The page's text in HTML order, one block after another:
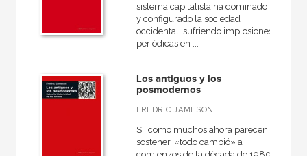
sistema capitalista ha dominado
y configurado la sociedad
occidental, sufriendo implosiones
periódicas en ...
Los antiguos y los
posmodernos
FREDRIC JAMESON
Si, como muchos ahora parecen
sostener, «todo cambió» a